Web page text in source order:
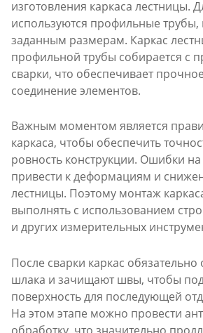
изготовления каркаса лестницы.
используются профильные
заданным размерам. Каркас
профильной трубы собирается с
сварки, что обеспечивает
соединение элементов.
Важным моментом является
каркаса, чтобы обеспечить
ровность конструкции. Ошибки на
привести к деформациям и
лестницы. Поэтому монтаж
выполнять с использованием
и других измерительных
После сварки каркас
шлака и зачищают швы, чтобы
поверхность для последующей
На этом этапе можно провести